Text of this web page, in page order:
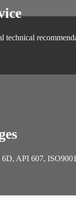
technical
API 607,